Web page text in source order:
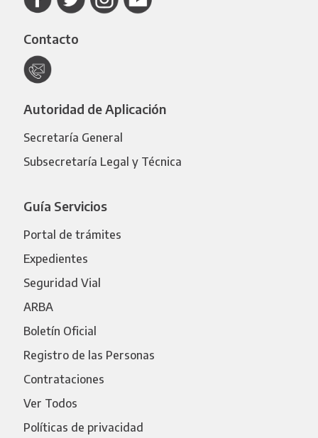
Contacto
Autoridad de Aplicación
Secretaría General
Subsecretaría Legal y Técnica
Guía Servicios
Portal de trámites
Expedientes
Seguridad Vial
ARBA
Boletín Oficial
Registro de las Personas
Contrataciones
Ver Todos
Políticas de privacidad